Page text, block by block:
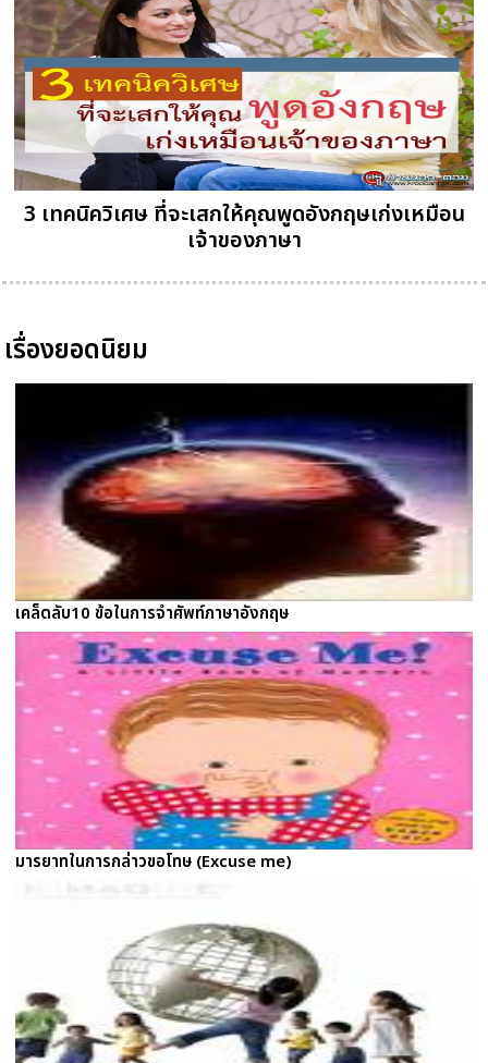
3 เทคนิควิเศษ ที่จะเสกให้คุณพูดอังกฤษเก่งเหมือน
เจ้าของภาษา
เรื่องยอดนิยม
เคล็ดลับ10 ข้อในการจำศัพท์ภาษาอังกฤษ
มารยาทในการกล่าวขอโทษ (Excuse me)